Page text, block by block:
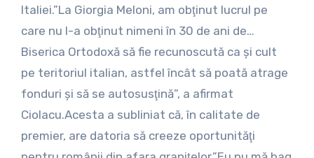
Italiei.”La Giorgia Meloni, am obţinut lucrul pe
care nu l-a obţinut nimeni în 30 de ani de…
Biserica Ortodoxă să fie recunoscută ca şi cult
pe teritoriul italian, astfel încât să poată atrage
fonduri şi să se autosusţină”, a afirmat
Ciolacu.Acesta a subliniat că, în calitate de
premier, are datoria să creeze oportunităţi